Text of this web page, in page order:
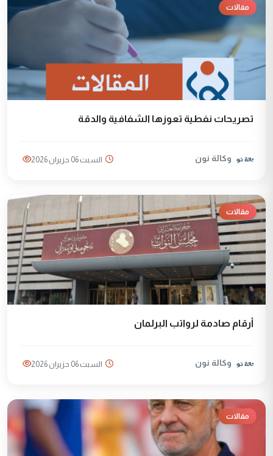
مقالات
تصريحات نفطية تعوزها الشفافية والدقة
وكالة نون السبت 06 حزيران 2026
مقالات
أرقام صادمة لرواتب البرلمان
وكالة نون السبت 06 حزيران 2026
مقالات